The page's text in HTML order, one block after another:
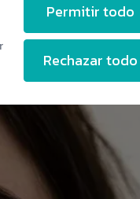
Permitir todo
Rechazar todo